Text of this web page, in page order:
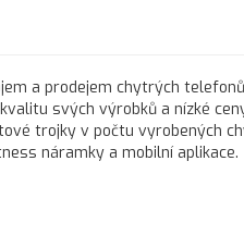
a prodejem chytrých
svých výrobků a nízké
trojky v počtu vyrobených
náramky a mobilní aplikace.